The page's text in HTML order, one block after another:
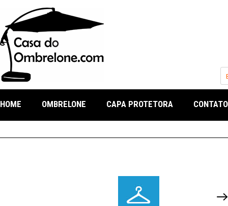
HOME OMBRELONE CAPA PROTETORA CONTATO